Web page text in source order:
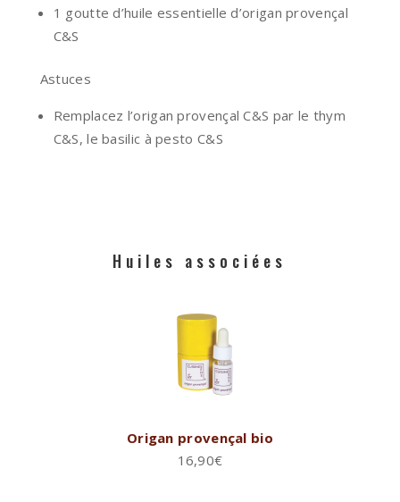
1 goutte d’huile essentielle d’origan provençal
C&S
Astuces
Remplacez l’origan provençal C&S par le thym
C&S, le basilic à pesto C&S
Huiles associées
Origan provençal bio
16,90€